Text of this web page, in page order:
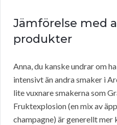
Jämförelse med
produkter
Anna, du kanske undrar om
intensivt än andra smaker i
lite vuxnare smakerna som
Fruktexplosion (en mix av
champagne) är generellt